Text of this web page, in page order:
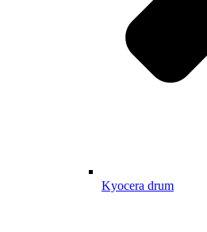
Kyocera drum